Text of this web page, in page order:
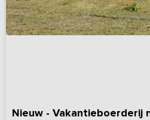
Nieuw - Vakantieboerderij